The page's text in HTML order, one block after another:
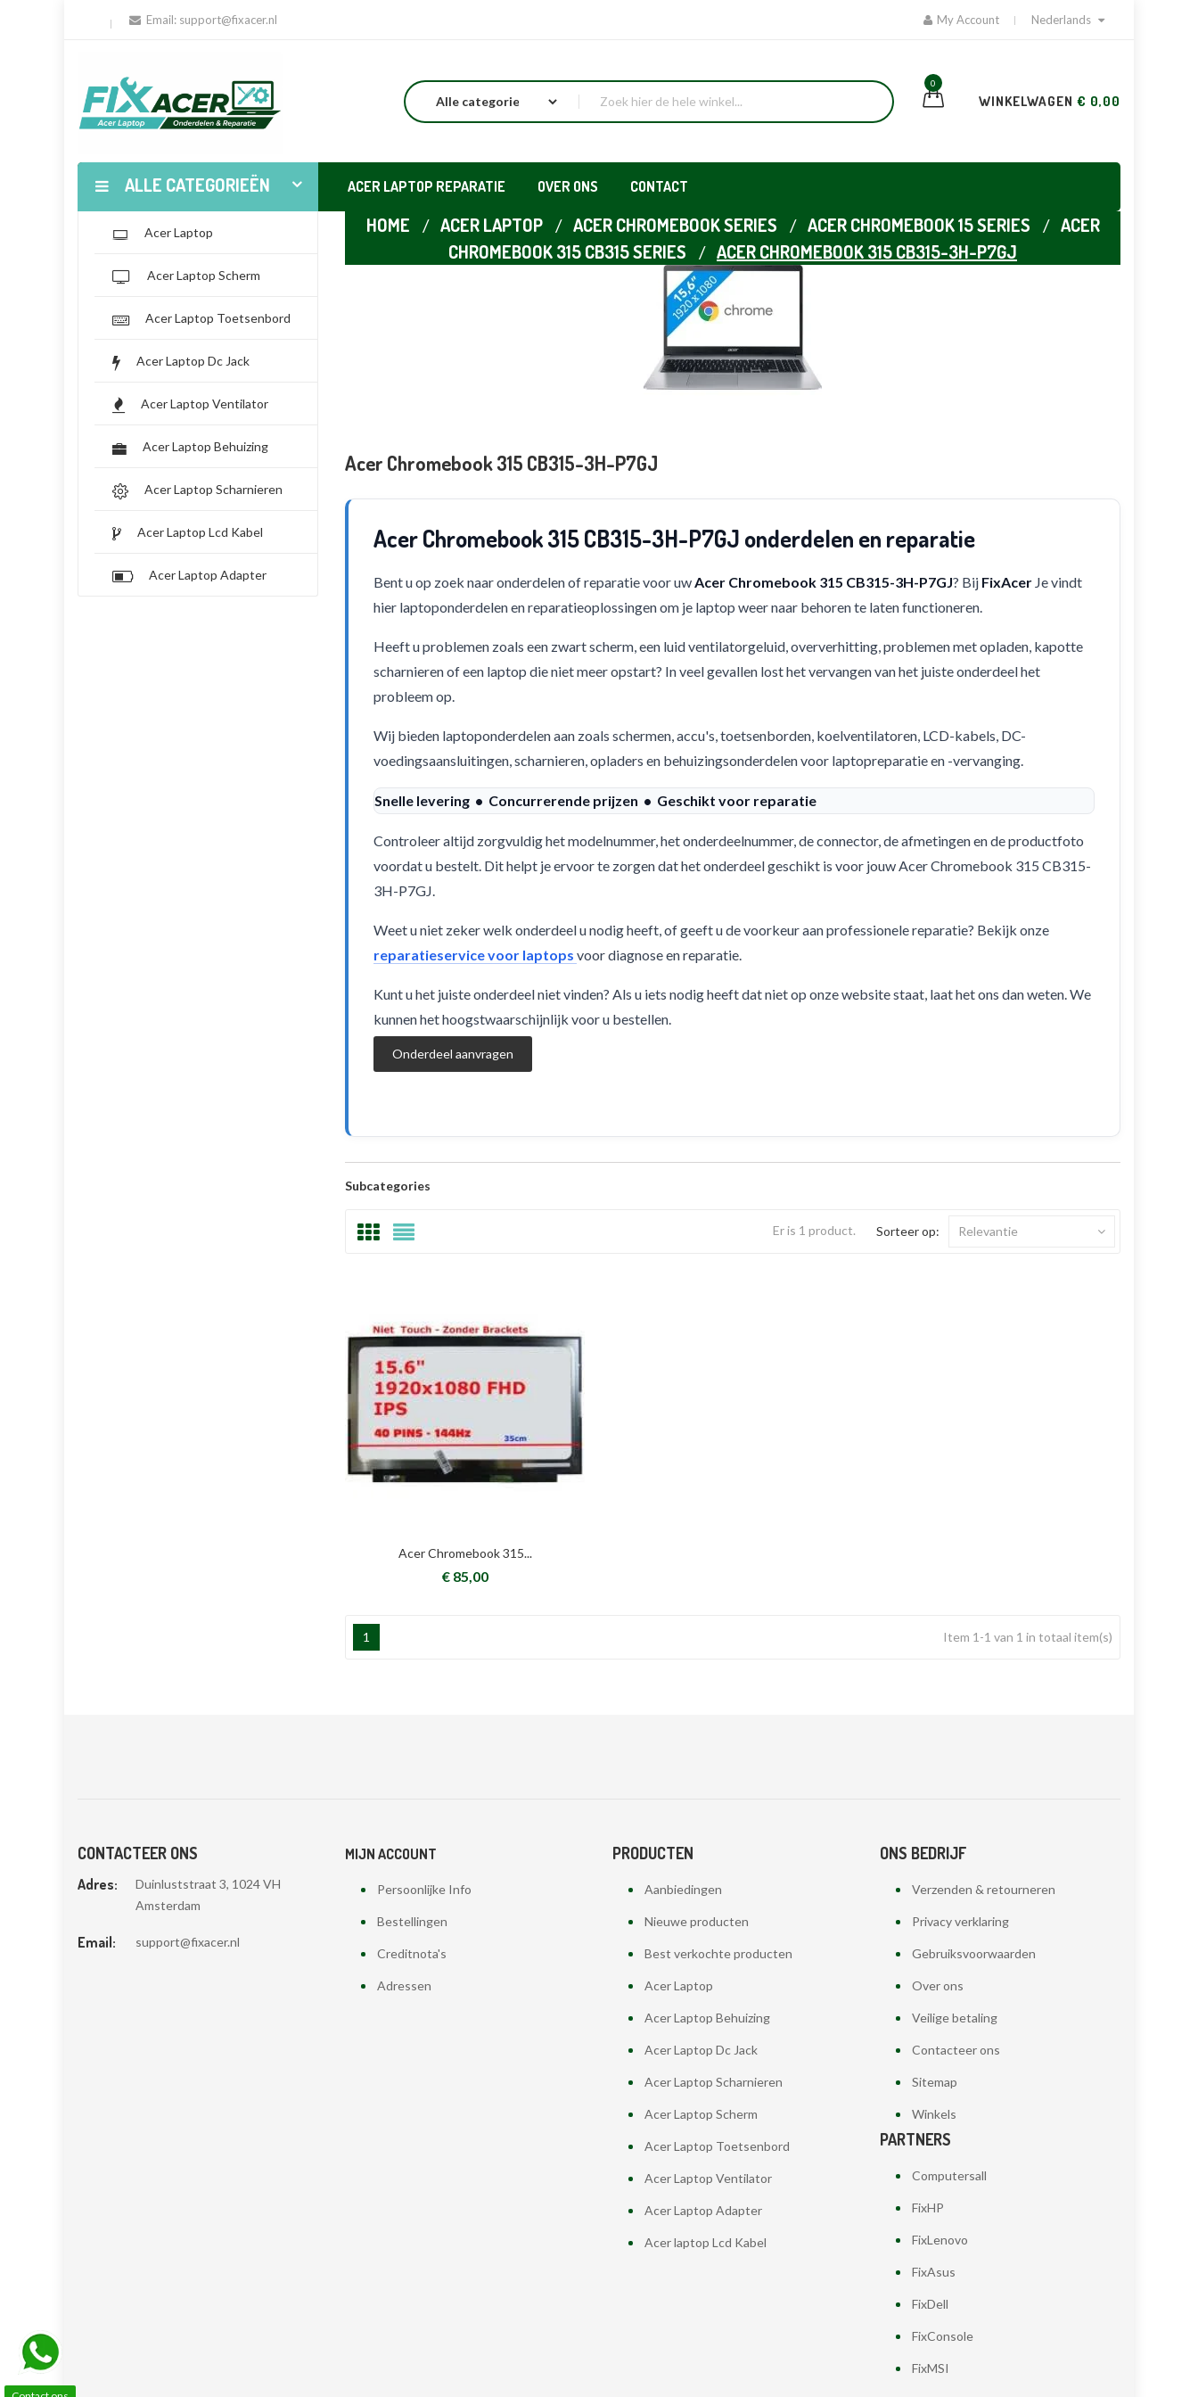
Email: support@fixacer.nl My Account Nederlands
0
WINKELWAGEN € 0,00
ALLE CATEGORIEËN ACER LAPTOP REPARATIE OVER ONS CONTACT
Acer Laptop
Acer Laptop Scherm
Acer Laptop Toetsenbord
Acer Laptop Dc Jack
Acer Laptop Ventilator
Acer Laptop Behuizing
Acer Laptop Scharnieren
Acer Laptop Lcd Kabel
Acer Laptop Adapter
HOME ACER LAPTOP ACER CHROMEBOOK SERIES ACER CHROMEBOOK 15 SERIES
ACER
CHROMEBOOK 315 CB315 SERIES
ACER CHROMEBOOK 315 CB315-3H-P7GJ
Acer Chromebook 315 CB315-3H-P7GJ
Acer Chromebook 315 CB315-3H-P7GJ onderdelen en reparatie
Bent u op zoek naar onderdelen of reparatie voor uwAcer Chromebook 315 CB315-3H-P7GJ? Bij FixAcer Je vindt
hier laptoponderdelen en reparatieoplossingen om je laptop weer naar behoren te laten functioneren.
Heeft u problemen zoals een zwart scherm, een luid ventilatorgeluid, oververhitting, problemen met opladen, kapotte
scharnieren of een laptop die niet meer opstart? In veel gevallen lost het vervangen van het juiste onderdeel het
probleem op.
Wij bieden laptoponderdelen aan zoals schermen, accu's, toetsenborden, koelventilatoren, LCD-kabels, DC-
voedingsaansluitingen, scharnieren, opladers en behuizingsonderdelen voor laptopreparatie en -vervanging.
Snelle levering • Concurrerende prijzen • Geschikt voor reparatie
Controleer altijd zorgvuldig het modelnummer, het onderdeelnummer, de connector, de afmetingen en de productfoto
voordat u bestelt. Dit helpt je ervoor te zorgen dat het onderdeel geschikt is voor jouw Acer Chromebook 315 CB315-
3H-P7GJ.
Weet u niet zeker welk onderdeel u nodig heeft, of geeft u de voorkeur aan professionele reparatie? Bekijk onze
reparatieservice voor laptops voor diagnose en reparatie.
Kunt u het juiste onderdeel niet vinden? Als u iets nodig heeft dat niet op onze website staat, laat het ons dan weten. We
kunnen het hoogstwaarschijnlijk voor u bestellen.
Onderdeel aanvragen
Subcategories
Er is 1 product. Sorteer op: Relevantie
Acer Chromebook 315...
€ 85,00
1 Item 1-1 van 1 in totaal item(s)
CONTACTEER ONS
Adres:
Duinluststraat 3, 1024 VH
Amsterdam
Email: support@fixacer.nl
MIJN ACCOUNT
Persoonlijke Info
Bestellingen
Creditnota's
Adressen
PRODUCTEN
Aanbiedingen
Nieuwe producten
Best verkochte producten
Acer Laptop
Acer Laptop Behuizing
Acer Laptop Dc Jack
Acer Laptop Scharnieren
Acer Laptop Scherm
Acer Laptop Toetsenbord
Acer Laptop Ventilator
Acer Laptop Adapter
Acer laptop Lcd Kabel
ONS BEDRIJF
Verzenden & retourneren
Privacy verklaring
Gebruiksvoorwaarden
Over ons
Veilige betaling
Contacteer ons
Sitemap
Winkels
PARTNERS
Computersall
FixHP
FixLenovo
FixAsus
FixDell
FixConsole
FixMSI